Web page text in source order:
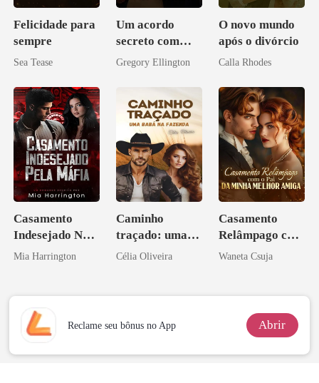
Felicidade para
sempre
Sea Tease
Um acordo
secreto com
meu chefe
Gregory Ellington
O novo mundo
após o divórcio
Calla Rhodes
Casamento
Indesejado Na
Máfia
Mia Harrington
Caminho
traçado: uma
babá na fazenda
Célia Oliveira
Casamento
Relâmpago com
o Pai da Minha
Waneta Csuja
Reclame seu bônus no App Abrir